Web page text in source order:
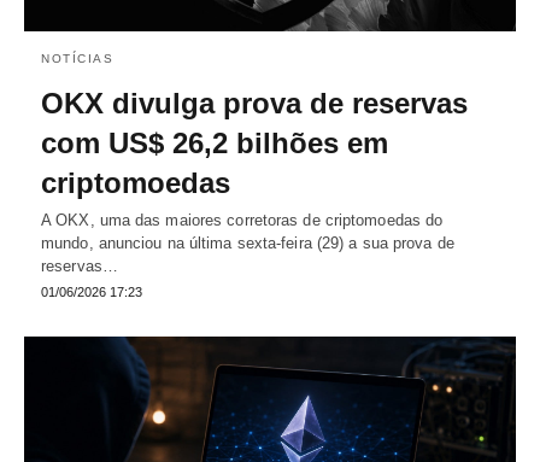
NOTÍCIAS
OKX divulga prova de reservas
com US$ 26,2 bilhões em
criptomoedas
A OKX, uma das maiores corretoras de criptomoedas do
mundo, anunciou na última sexta-feira (29) a sua prova de
reservas…
01/06/2026 17:23